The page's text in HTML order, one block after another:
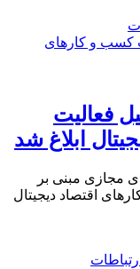
فعالیت
ابلاغ شد
مجازی مبنی بر
اقتصاد دیجیتال